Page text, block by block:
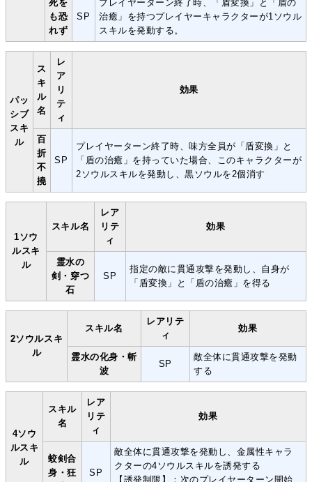
死を
も恐
れず
SP
プレイヤーターン終了時、「盾変換」と「盾の
治癒」を持つプレイヤーキャラクターが1ソウル
スキルを発動する。
パッ
シブ
スキ
ル
ス
キ
ル
名
レ
ア
リ
テ
ィ
効果
百
折
不
撓
SP
プレイヤーターン終了時、味方全員が「盾変換」と
「盾の治癒」を持っていた場合、このキャラクターが
2ソウルスキルを発動し、黒ソウルを2個消す
1ソウ
ルスキ
ル
スキル名
レア
リテ
ィ
効果
霊水の
剣・穿つ
石
SP
指定の敵に貫通攻撃を発動し、自身が
「盾変換」と「盾の治癒」を得る
2ソウルスキ
ル
スキル名
レアリテ
ィ
効果
霊水の化身・斬
波
SP
敵全体に貫通攻撃を発動
する
4ソウ
ルスキ
ル
スキル
名
レア
リテ
ィ
効果
蛟剣合
身・狂
SP
敵全体に貫通攻撃を発動し、金属性キャラ
クターの4ソウルスキルを誘発する
【誘発制限】：次のプレイヤーターン開始